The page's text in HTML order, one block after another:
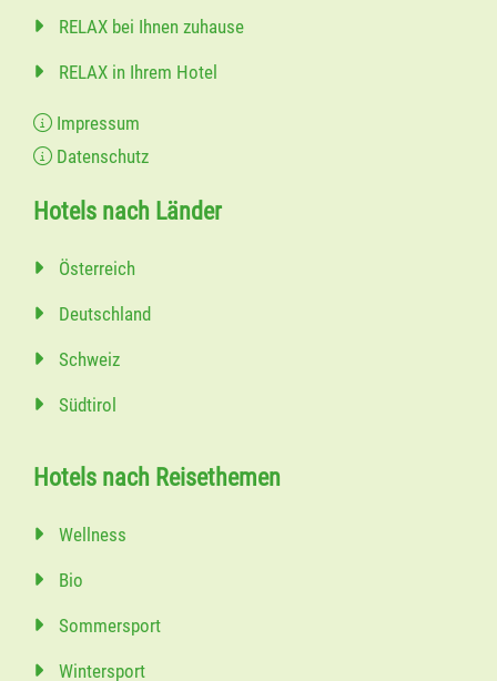
RELAX bei Ihnen zuhause
RELAX in Ihrem Hotel
Impressum
Datenschutz
Hotels nach Länder
Österreich
Deutschland
Schweiz
Südtirol
Hotels nach Reisethemen
Wellness
Bio
Sommersport
Wintersport